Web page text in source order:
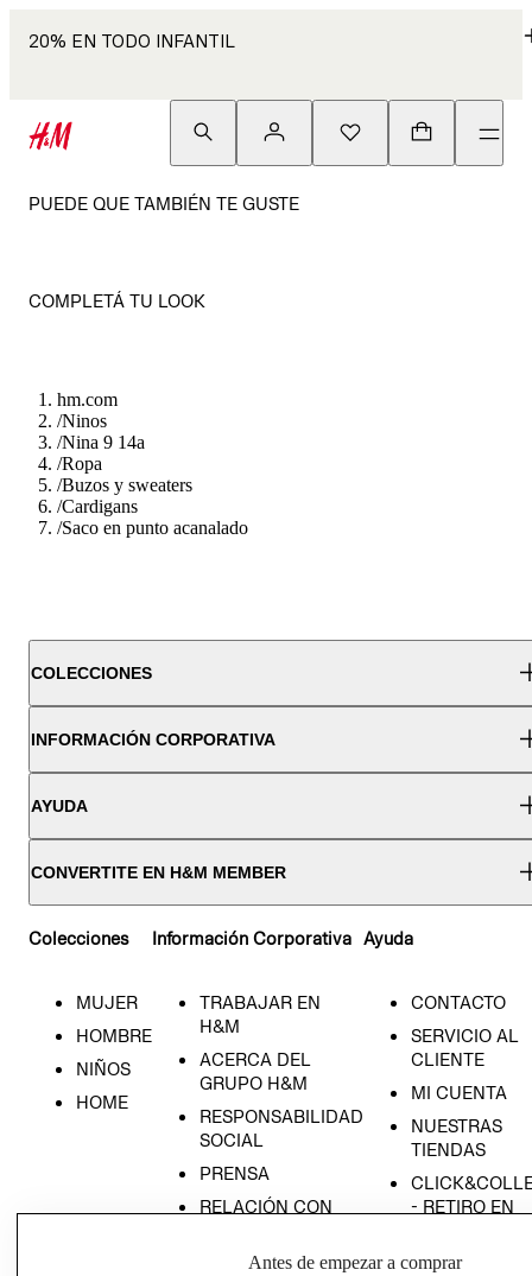
20% EN TODO INFANTIL
PUEDE QUE TAMBIÉN TE GUSTE
COMPLETÁ TU LOOK
hm.com
/Ninos
/Nina 9 14a
/Ropa
/Buzos y sweaters
/Cardigans
/Saco en punto acanalado
COLECCIONES
INFORMACIÓN CORPORATIVA
AYUDA
CONVERTITE EN H&M MEMBER
Colecciones
MUJER
HOMBRE
NIÑOS
HOME
Información Corporativa
TRABAJAR EN
H&M
ACERCA DEL
GRUPO H&M
RESPONSABILIDAD
SOCIAL
PRENSA
RELACIÓN CON
POLÍTICA
Ayuda
CONTACTO
SERVICIO AL
CLIENTE
MI CUENTA
NUESTRAS
TIENDAS
- RETIRO EN
TÉRMINOS Y
Antes de empezar a comprar